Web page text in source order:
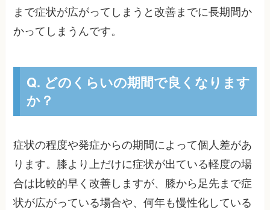
まで症状が広がってしまうと改善までに長期間か
かってしまうんです。
Q. どのくらいの期間で良くなります
か？
症状の程度や発症からの期間によって個人差があ
ります。膝より上だけに症状が出ている軽度の場
合は比較的早く改善しますが、膝から足先まで症
状が広がっている場合や、何年も慢性化している